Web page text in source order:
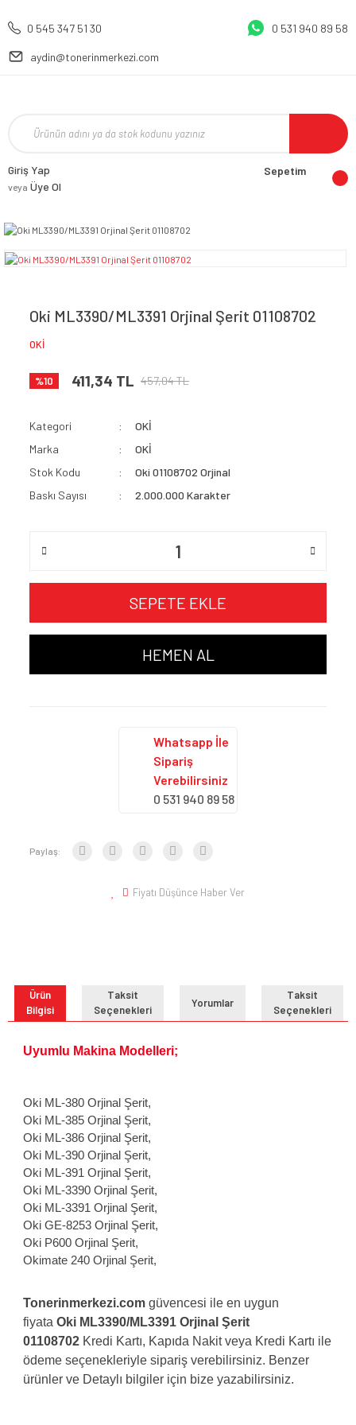
0 545 347 51 30 0 531 940 89 58
aydin@tonerinmerkezi.com
Giriş Yap
veya Üye Ol
Sepetim
Oki ML3390/ML3391 Orjinal Şerit 01108702
OKİ
%10 411,34 TL 457,04 TL
Kategori
OKİ
Marka
OKİ
Stok Kodu
Oki 01108702 Orjinal
Baskı Sayısı
2.000.000 Karakter
SEPETE EKLE
HEMEN AL
Whatsapp İle
Sipariş
Verebilirsiniz
0 531 940 89 58
Paylaş:
Fiyatı Düşünce Haber Ver
Ürün
Bilgisi
Taksit
Seçenekleri
Yorumlar
Taksit
Seçenekleri
Uyumlu Makina Modelleri;
Oki ML-380 Orjinal Şerit,
Oki ML-385 Orjinal Şerit,
Oki ML-386 Orjinal Şerit,
Oki ML-390 Orjinal Şerit,
Oki ML-391 Orjinal Şerit,
Oki ML-3390 Orjinal Şerit,
Oki ML-3391 Orjinal Şerit,
Oki GE-8253 Orjinal Şerit,
Oki P600 Orjinal Şerit,
Okimate 240 Orjinal Şerit,
Tonerinmerkezi.com güvencesi ile en uygun
fiyata Oki ML3390/ML3391 Orjinal Şerit
01108702 Kredi Kartı, Kapıda Nakit veya Kredi Kartı ile
ödeme seçenekleriyle sipariş verebilirsiniz. Benzer
ürünler ve Detaylı bilgiler için bize yazabilirsiniz.